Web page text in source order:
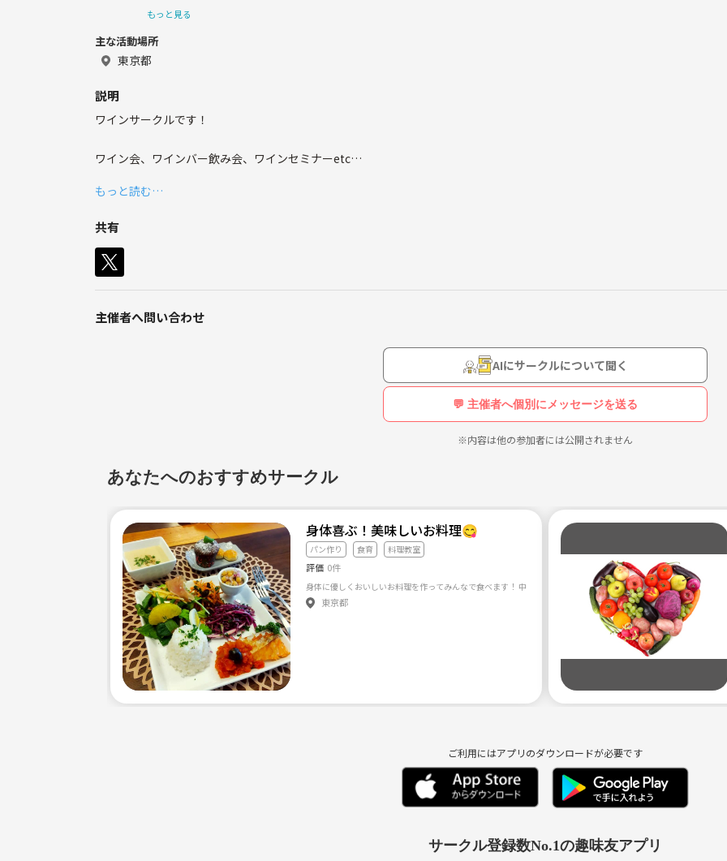
お料理やお菓子作りが趣味で、健康や美容の情報、イベントシェ
お友達増えたら嬉しいなと思っています！
男女共にご参加頂けたら嬉しいです！
もっと見る
主な活動場所
東京都
説明
ワインサークルです！
ワイン会、ワインバー飲み会、ワインセミナーetc
もっと読む…
共有
主催者へ問い合わせ
AIにサークルについて聞く
💬 主催者へ個別にメッセージを送る
※内容は他の参加者には公開されません
あなたへのおすすめサークル
身体喜ぶ！美味しいお料理😋
パン作り 食育 料理教室
評価 0件
東京都
ご利用にはアプリのダウンロードが必要です
サークル登録数No.1の趣味友アプリ